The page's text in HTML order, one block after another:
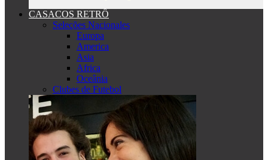
CASACOS RETRÔ
Seleções Nacionales
Europa
America
Asia
Africa
Oceânia
Clubes de Futebol